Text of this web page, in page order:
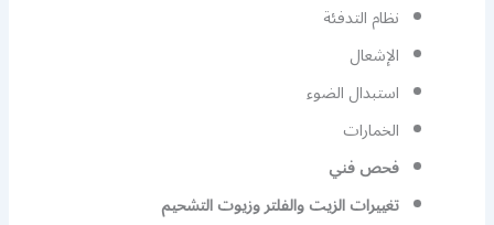
نظام التدفئة
الإشعال
استبدال الضوء
الخمارات
فحص فني
تغييرات الزيت والفلتر وزيوت التشحيم